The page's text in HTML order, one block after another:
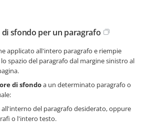
di sfondo per un paragrafo
applicato all'intero paragrafo e riempie
spazio del paragrafo dal margine sinistro al
di sfondoa un determinato paragrafo o
all'interno del paragrafo desiderato, oppure
o l'intero testo.